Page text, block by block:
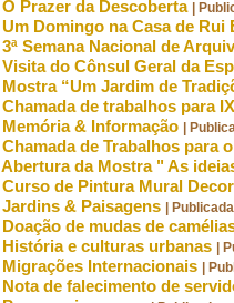
O Prazer da Descoberta |
Um Domingo na Casa de Rui
3ª Semana Nacional de
Visita do Cônsul Geral da
Mostra “Um Jardim de
Chamada de trabalhos para
Memória & Informação |
Chamada de Trabalhos para
Abertura da Mostra " As
Curso de Pintura Mural
Jardins & Paisagens |
Doação de mudas de
História e culturas urbanas |
Migrações Internacionais |
Nota de falecimento de